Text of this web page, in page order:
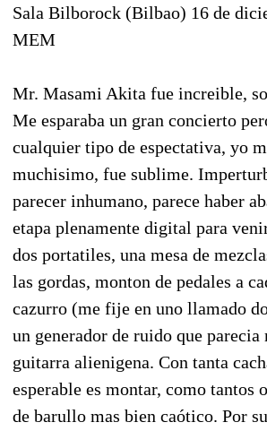
Sala Bilborock (Bilbao) 16 de
MEM
Mr. Masami Akita fue increible,
Me esparaba un gran concierto
cualquier tipo de espectativa, yo
muchisimo, fue sublime.
parecer inhumano, parece haber
etapa plenamente digital para
dos portatiles, una mesa de
las gordas, monton de pedales a
cazurro (me fije en uno llamado
un generador de ruido que parecia
guitarra alienigena. Con tanta
esperable es montar, como tantos
de barullo mas bien caótico. Por